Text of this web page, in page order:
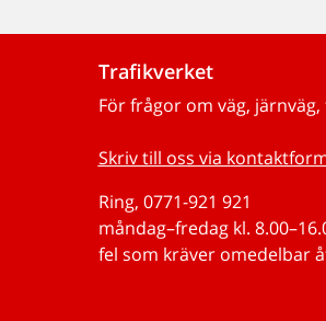
Trafikverket
För frågor om väg,
Skriv till oss via
Ring, 0771-921 921
måndag–fredag kl.
fel som kräver omedelbar